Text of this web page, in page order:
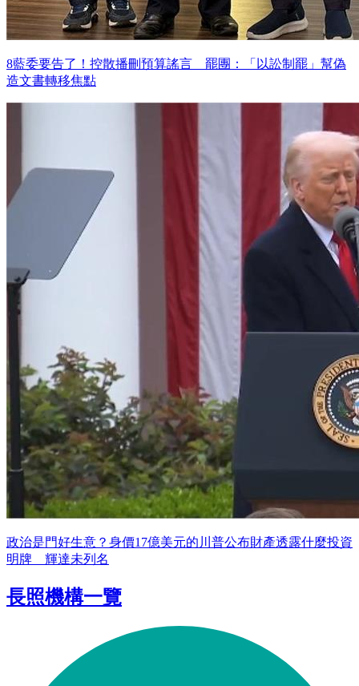
8藍委要告了！控散播刪預算謠言 罷團：「以訟制罷」幫偽
造文書轉移焦點
政治是門好生意？身價17億美元的川普公布財產透露什麼投資
明牌 輝達未列名
長照機構一覽